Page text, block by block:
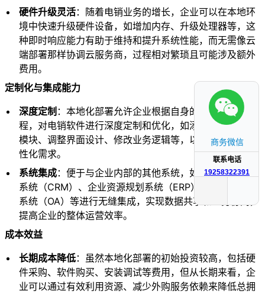
硬件升级灵活：随着电销业务的增长，企业可以在本地环
境中快速升级硬件设备，如增加内存、升级处理器等，这
种即时响应能力有助于维持和提升系统性能，而无需像云
端部署那样协调云服务商，过程相对繁琐且可能涉及额外
费用。
定制化与集成能力
深度定制 ：本地化部署允许企业根据自身的业务需求和流
程，对电销软件进行深度定制和优化，如添加特定的功能
模块、调整界面设计、修改业务逻辑等，以满足企业的个
性化需求。
系统集成：便于与企业内部的其他系统，如客户关系管理
系统（CRM）、企业资源规划系统（ERP）、办公自动化
系统（OA）等进行无缝集成，实现数据共享和业务协同，
提高企业的整体运营效率。
成本效益
长期成本降低：虽然本地化部署的初始投资较高，包括硬
件采购、软件购买、安装调试等费用，但从长期来看，企
业可以通过有效利用资源、减少外购服务依赖来降低总拥
商务微信
联系电话
19258322391